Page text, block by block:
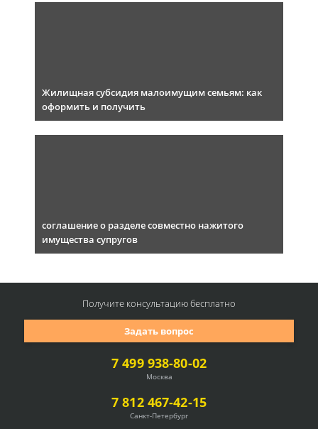
Жилищная субсидия малоимущим семьям: как
оформить и получить
соглашение о разделе совместно нажитого
имущества супругов
7 499 938-80-02
Москва
7 812 467-42-15
Санкт-Петербург
Задать вопрос
Получите консультациюбесплатно